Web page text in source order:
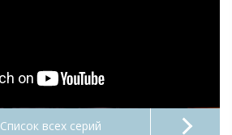
Список всех серий